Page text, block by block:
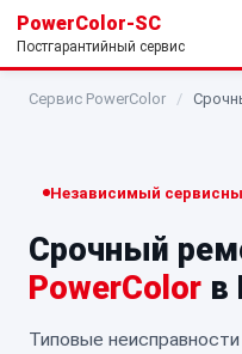
PowerColor-SC
Постгарантийный сервис
Сервис PowerColor /
Независимый
Срочный
PowerColor в
Типовые